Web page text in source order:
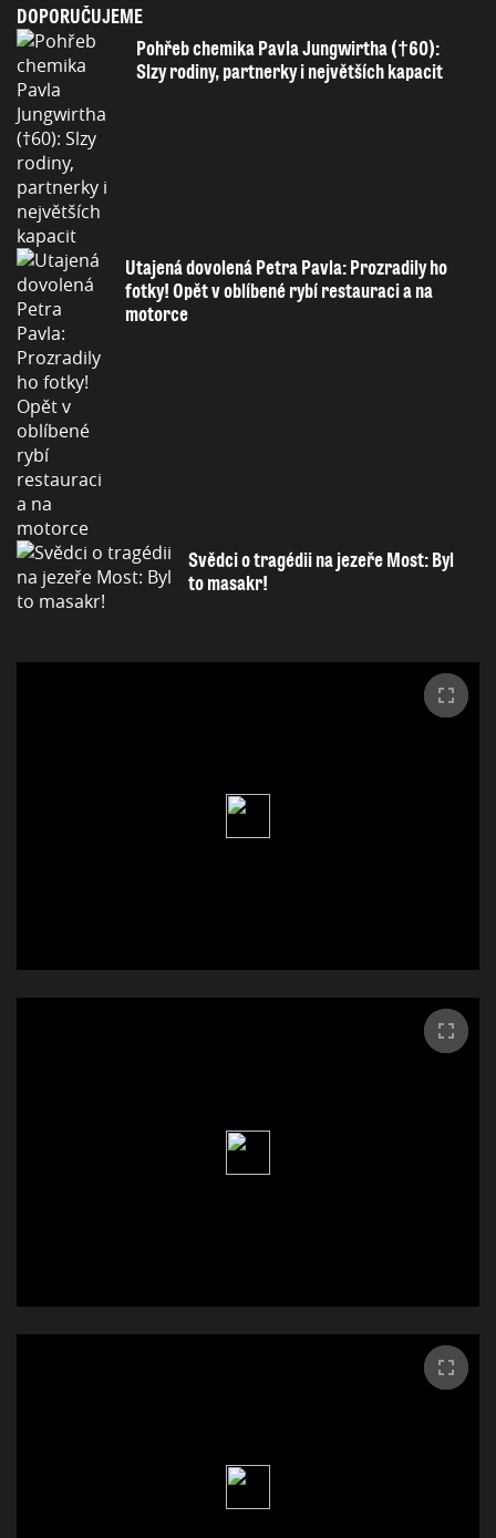
DOPORUČUJEME
Pohřeb chemika Pavla Jungwirtha (†60):
Slzy rodiny, partnerky i největších kapacit
Utajená dovolená Petra Pavla: Prozradily ho
fotky! Opět v oblíbené rybí restauraci a na
motorce
Svědci o tragédii na jezeře Most: Byl
to masakr!